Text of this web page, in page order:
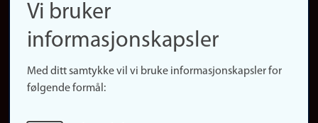
(no)
Finn forsker
Presse
Finn studier
Ledige stillinger
Vi bruker
informasjonskapsler
Med ditt samtykke vil vi bruke informasjonskapsler for
følgende formål: